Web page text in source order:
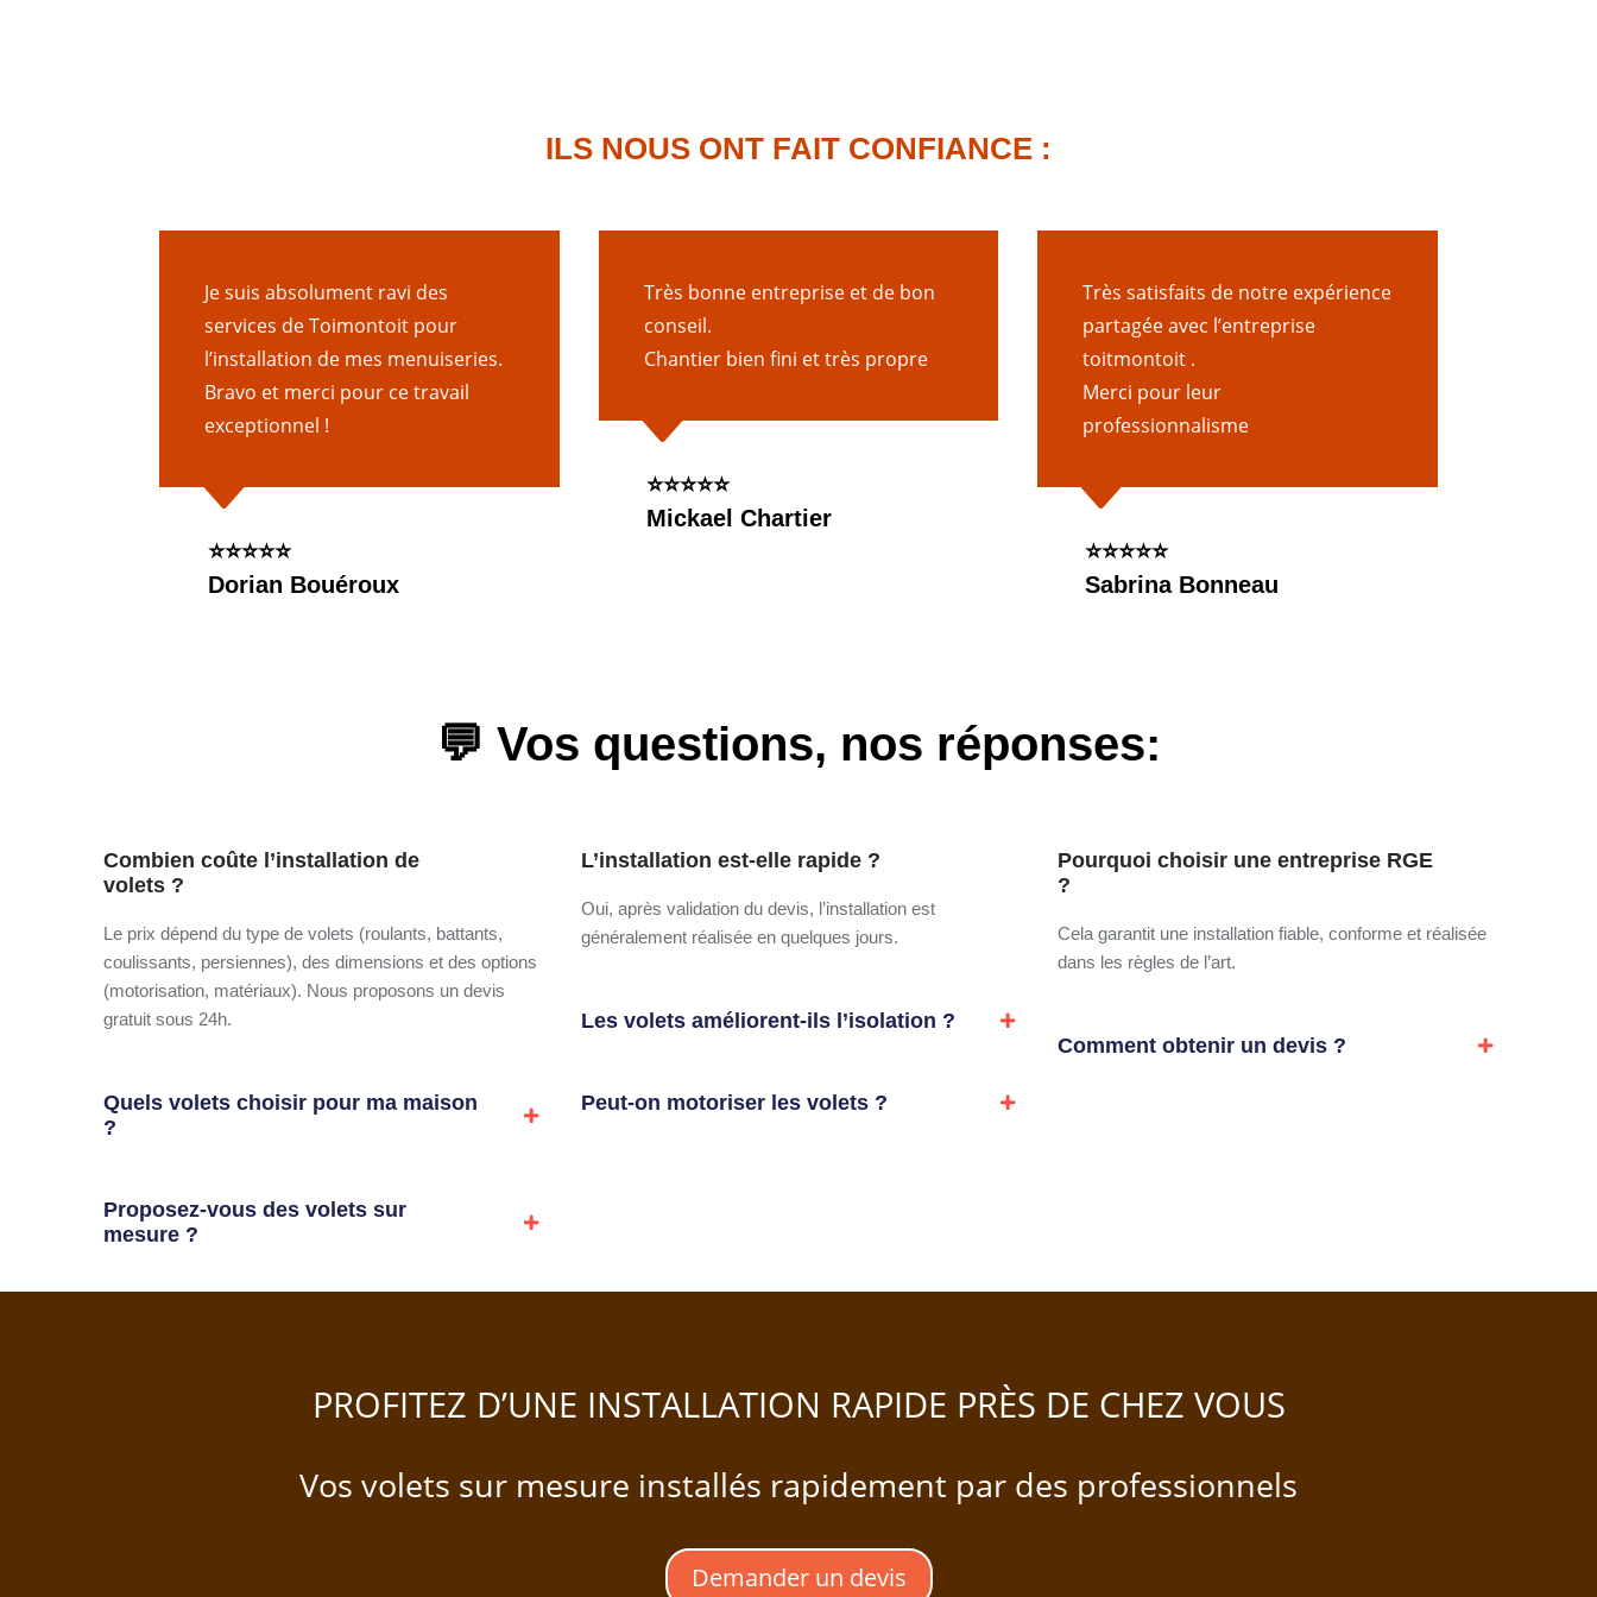
ILS NOUS ONT FAIT CONFIANCE :
Je suis absolument ravi des
services de Toimontoit pour
l’installation de mes menuiseries.
Bravo et merci pour ce travail
exceptionnel !
C
⭐️⭐️⭐️⭐️⭐️
Dorian Bouéroux
Très bonne entreprise et de bon
conseil.
Chantier bien fini et très propre
C
⭐️⭐️⭐️⭐️⭐️
Mickael Chartier
Très satisfaits de notre expérience
partagée avec l’entreprise
toitmontoit .
Merci pour leur
professionnalisme
C
⭐️⭐️⭐️⭐️⭐️
Sabrina Bonneau
💬 Vos questions, nos réponses:
Combien coûte l’installation de
volets ?
Le prix dépend du type de volets (roulants, battants,
coulissants, persiennes), des dimensions et des options
(motorisation, matériaux). Nous proposons un devis
gratuit sous 24h.
Quels volets choisir pour ma maison
?
Proposez-vous des volets sur
mesure ?
L’installation est-elle rapide ?
Oui, après validation du devis, l’installation est
généralement réalisée en quelques jours.
Les volets améliorent-ils l’isolation ?
Peut-on motoriser les volets ?
Pourquoi choisir une entreprise RGE
?
Cela garantit une installation fiable, conforme et réalisée
dans les règles de l’art.
Comment obtenir un devis ?
PROFITEZ D’UNE INSTALLATION RAPIDE PRÈS DE CHEZ VOUS
Vos volets sur mesure installés rapidement par des professionnels
Demander un devis